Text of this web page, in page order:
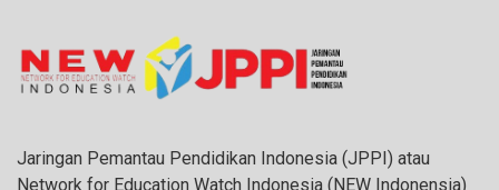
Jaringan Pemantau Pendidikan Indonesia (JPPI) atau
Network for Education Watch Indonesia (NEW Indonensia)